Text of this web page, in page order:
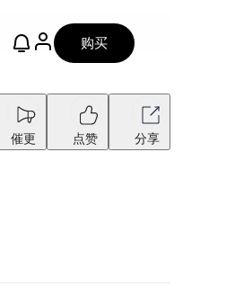
购买
催更 点赞 分享